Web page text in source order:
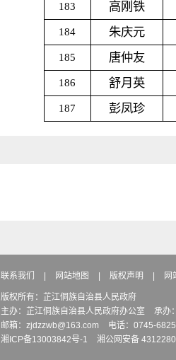
183 高刚铁
184 朱庆元
185 唐仲友
186 舒月英
187 彭凤珍
联系我们 网站地图 版权声明 网
版权所有：芷江侗族自治县人民政府
主办：芷江侗族自治县人民政府办公室
承办
邮箱：zjdzzwb@163.com
电话：0745-
湘ICP备13003842号-1
湘公网安备